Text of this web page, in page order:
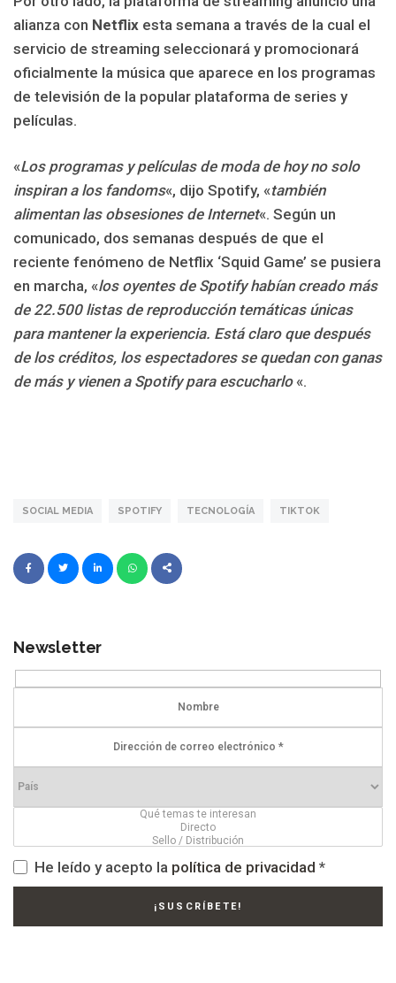
alianza con Netflix esta semana a través de la cual el
servicio de streaming seleccionará y promocionará
oficialmente la música que aparece en los programas
de televisión de la popular plataforma de series y
películas.
«Los programas y películas de moda de hoy no solo
inspiran a los fandoms«, dijo Spotify, «también
alimentan las obsesiones de Internet«. Según un
comunicado, dos semanas después de que el
reciente fenómeno de Netflix ‘Squid Game’ se pusiera
en marcha, «los oyentes de Spotify habían creado más
de 22.500 listas de reproducción temáticas únicas
para mantener la experiencia. Está claro que después
de los créditos, los espectadores se quedan con ganas
de más y vienen a Spotify para escucharlo«.
SOCIAL MEDIA SPOTIFY TECNOLOGÍA TIKTOK
Newsletter
He leído y acepto la política de privacidad *